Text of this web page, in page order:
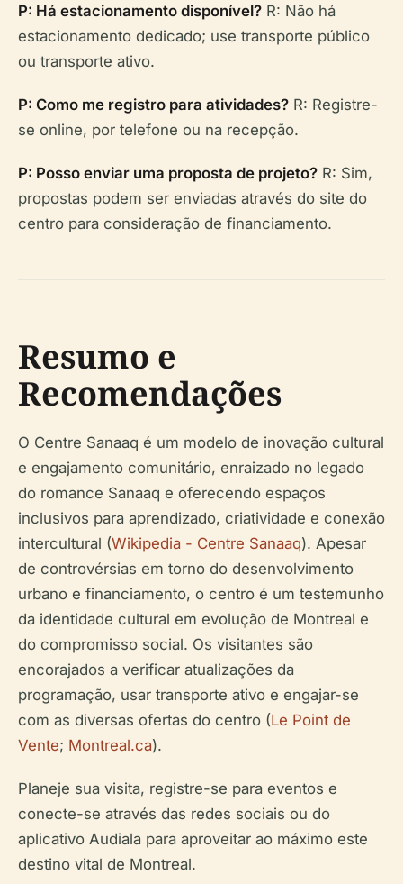
P: Há estacionamento disponível? R: Não há
estacionamento dedicado; use transporte público
ou transporte ativo.
P: Como me registro para atividades? R: Registre-
se online, por telefone ou na recepção.
P: Posso enviar uma proposta de projeto? R: Sim,
propostas podem ser enviadas através do site do
centro para consideração de financiamento.
Resumo e
Recomendações
O Centre Sanaaq é um modelo de inovação cultural
e engajamento comunitário, enraizado no legado
do romance Sanaaq e oferecendo espaços
inclusivos para aprendizado, criatividade e conexão
intercultural (Wikipedia - Centre Sanaaq). Apesar
de controvérsias em torno do desenvolvimento
urbano e financiamento, o centro é um testemunho
da identidade cultural em evolução de Montreal e
do compromisso social. Os visitantes são
encorajados a verificar atualizações da
programação, usar transporte ativo e engajar-se
com as diversas ofertas do centro (Le Point de
Vente; Montreal.ca).
Planeje sua visita, registre-se para eventos e
conecte-se através das redes sociais ou do
aplicativo Audiala para aproveitar ao máximo este
destino vital de Montreal.